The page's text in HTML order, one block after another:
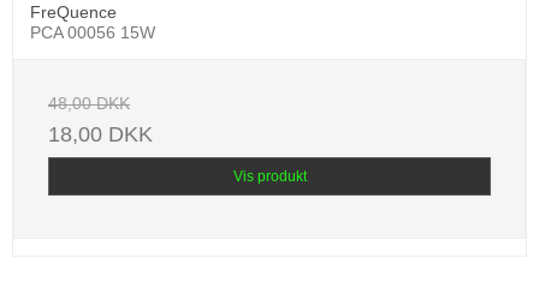
FreQuence
PCA 00056 15W
48,00 DKK
18,00 DKK
Vis produkt